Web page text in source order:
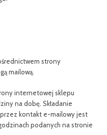
strony
mailową.
internetowej sklepu
na dobę. Składanie
kontakt e-mailowy jest
podanych na stronie